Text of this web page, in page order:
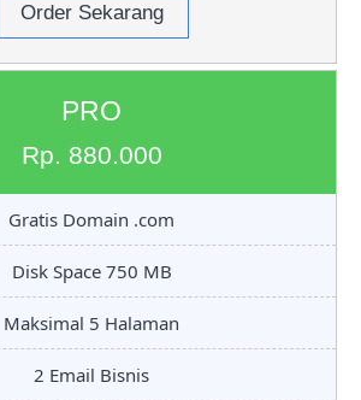
Order Sekarang
PRO
Rp. 880.000
Gratis Domain .com
Disk Space 750 MB
Maksimal 5 Halaman
2 Email Bisnis